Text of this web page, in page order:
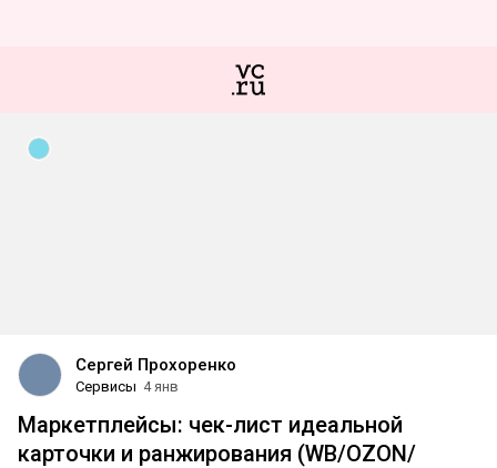
Сергей Прохоренко
Сервисы 4 янв
Маркетплейсы: чек-лист идеальной
карточки и ранжирования (WB/OZON/